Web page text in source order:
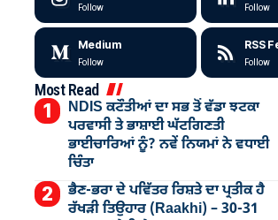
Follow Follow
Medium
Follow
RSS
Follow
Most Read
NDIS ਕਟੌਤੀਆਂ ਦਾ ਸਭ ਤੋਂ ਵੱਡਾ ਝਟਕਾ
ਪਰਵਾਸੀ ਤੇ ਭਾਸ਼ਾਈ ਘੱਟਗਿਣਤੀ
ਭਾਈਚਾਰਿਆਂ ਨੂੰ? ਨਵੇਂ ਨਿਯਮਾਂ ਨੇ ਵਧਾਈ
ਚਿੰਤਾ
ਭੈਣ-ਭਰਾ ਦੇ ਪਵਿੱਤਰ ਰਿਸ਼ਤੇ ਦਾ ਪ੍ਰਤੀਕ ਹੈ
ਰੱਖੜੀ ਤਿਉਹਾਰ (Raakhi) – 30-31